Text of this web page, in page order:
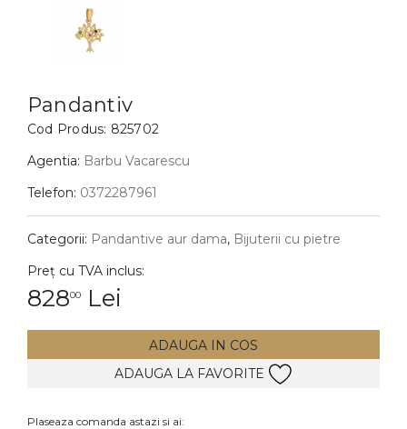
BIJUTERII COPII
Cercei
Bratari
Coliere
Lanturi
Pandantive
Inele
Cercei
Bratari
Lanturi
Pandantiv
Cod Produs: 825702
Agentia: Barbu Vacarescu
Telefon: 0372287961
Categorii: Pandantive aur dama, Bijuterii cu pietre
Preț cu TVA inclus:
82800 Lei
ADAUGA IN COS
ADAUGA LA FAVORITE
Plaseaza comanda astazi si ai: